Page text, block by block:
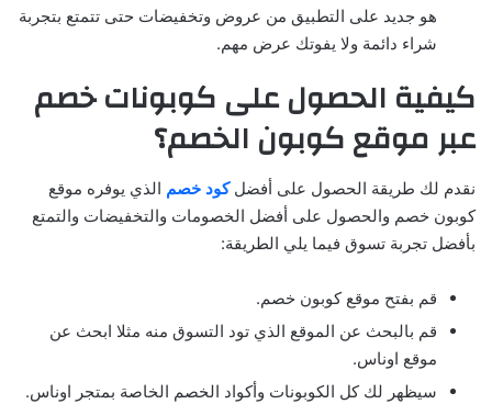
هو جديد على التطبيق من عروض وتخفيضات حتى تتمتع بتجربة
شراء دائمة ولا يفوتك عرض مهم.
كيفية الحصول على كوبونات خصم
عبر موقع كوبون الخصم؟
نقدم لك طريقة الحصول على أفضلكود خصم الذي يوفره موقع
كوبون خصم والحصول على أفضل الخصومات والتخفيضات والتمتع
بأفضل تجربة تسوق فيما يلي الطريقة:
قم بفتح موقع كوبون خصم.
قم بالبحث عن الموقع الذي تود التسوق منه مثلا ابحث عن
موقع اوناس.
سيظهر لك كل الكوبونات وأكواد الخصم الخاصة بمتجر اوناس.